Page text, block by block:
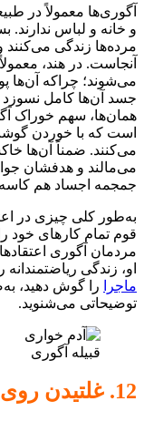
آگوری‌ها معمولاً در
و خانه و لباس ندارند.
مرده‌ها زندگی می‌کنند
آنجاست. در هند،
می‌شوند؛ چراکه آن‌ها
جسد آن‌ها کامل نسوزد
همان‌ها، سهم خوراک
است که با خوردن
می‌کنند. ضمناً آن‌ها
می‌مالند و هدفشان
جمجمه اجساد هم
به‌طور کلی چیزی در
قوم تمام کارهای خود
مردمان آگوری
او، زندگی ریاضتمندانه
ماجرا
را گوش دهید،
توضیحاتی می‌شنوید.
قبیله آگوری
12. غلتیدن روی غذا